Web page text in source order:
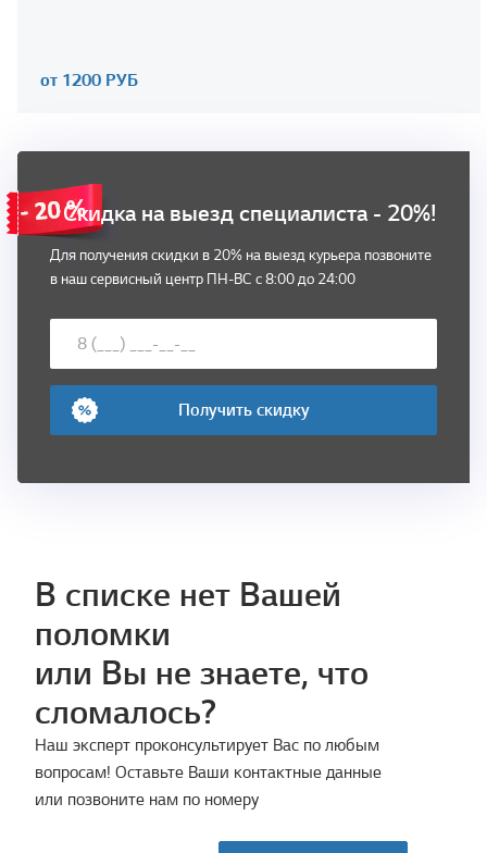
от 1200 РУБ
Скидка на выезд специалиста - 20%!
Для получения скидки в 20% на выезд курьера позвоните
в наш сервисный центр ПН-ВС с 8:00 до 24:00
Получить скидку
В списке нет Вашей
поломки
или Вы не знаете, что
сломалось?
Наш эксперт проконсультирует Вас по любым
вопросам! Оставьте Ваши контактные данные
или позвоните нам по номеру